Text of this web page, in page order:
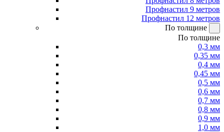
Профнастил 9 метров
Профнастил 12 метров
По толщине
По толщине
0,3 мм
0,35 мм
0,4 мм
0,45 мм
0,5 мм
0,6 мм
0,7 мм
0,8 мм
0,9 мм
1,0 мм